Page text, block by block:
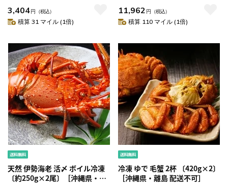
3,404円 （税込）
積算 31 マイル (1倍)
11,962 円 （税込）
積算 110 マイル (1倍)
天然 伊勢海老 活〆 ボイル冷凍
〔約250g×2尾〕［沖縄県・離
冷凍 ゆで 毛蟹 2杯 〔420g×2〕
［沖縄県・離島 配送不可］